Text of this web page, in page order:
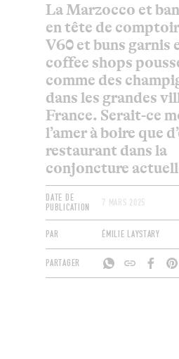
La Marzocco et
en tête de
V60 et buns garnis
coffee shops
comme des
dans les grandes
France. Serait-ce
l’amer à boire que
restaurant dans la
conjoncture
DATE DE
PUBLICATION
7 MARS 2025
PAR ÉMILIE LAYSTARY
PARTAGER